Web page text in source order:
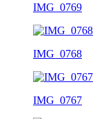
IMG_0769
IMG_0768
IMG_0767